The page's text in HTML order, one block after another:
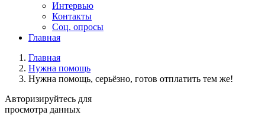
Интервью
Контакты
Соц. опросы
Главная
Главная
Нужна помощь
Нужна помощь, серьёзно, готов отплатить тем же!
Авторизируйтесь для
просмотра данных